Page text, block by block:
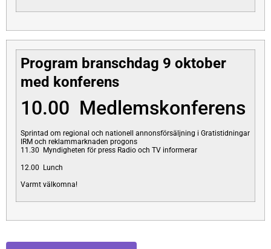
Program branschdag 9 oktober
med konferens
10.00 Medlemskonferens
Sprintad om regional och nationell annonsförsäljning i Gratistidningar
IRM och reklammarknaden progons
11.30 Myndigheten för press Radio och TV informerar
12.00 Lunch
Varmt välkomna!